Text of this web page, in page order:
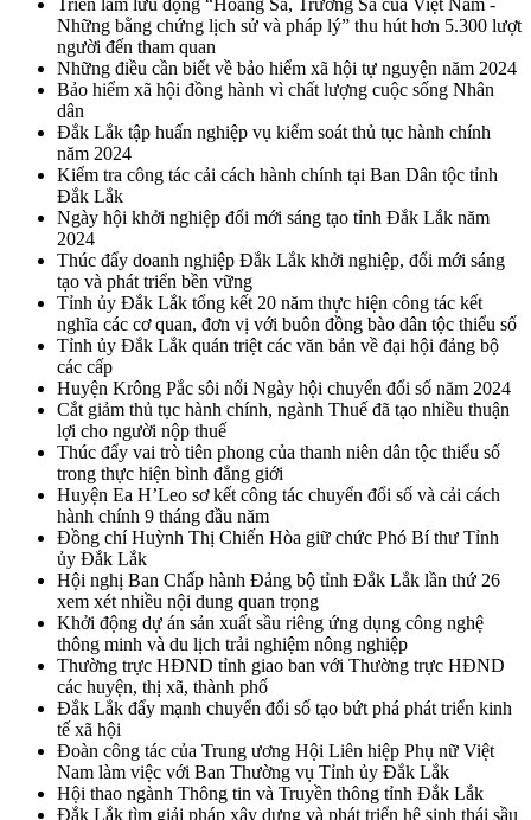
Triển lãm lưu động “Hoàng Sa, Trường Sa của Việt Nam -
Những bằng chứng lịch sử và pháp lý” thu hút hơn 5.300 lượt
người đến tham quan
Những điều cần biết về bảo hiểm xã hội tự nguyện năm 2024
Bảo hiểm xã hội đồng hành vì chất lượng cuộc sống Nhân
dân
Đắk Lắk tập huấn nghiệp vụ kiểm soát thủ tục hành chính
năm 2024
Kiểm tra công tác cải cách hành chính tại Ban Dân tộc tỉnh
Đắk Lắk
Ngày hội khởi nghiệp đổi mới sáng tạo tỉnh Đắk Lắk năm
2024
Thúc đẩy doanh nghiệp Đắk Lắk khởi nghiệp, đổi mới sáng
tạo và phát triển bền vững
Tỉnh ủy Đắk Lắk tổng kết 20 năm thực hiện công tác kết
nghĩa các cơ quan, đơn vị với buôn đồng bào dân tộc thiểu số
Tỉnh ủy Đắk Lắk quán triệt các văn bản về đại hội đảng bộ
các cấp
Huyện Krông Pắc sôi nổi Ngày hội chuyển đổi số năm 2024
Cắt giảm thủ tục hành chính, ngành Thuế đã tạo nhiều thuận
lợi cho người nộp thuế
Thúc đẩy vai trò tiên phong của thanh niên dân tộc thiểu số
trong thực hiện bình đẳng giới
Huyện Ea H’Leo sơ kết công tác chuyển đổi số và cải cách
hành chính 9 tháng đầu năm
Đồng chí Huỳnh Thị Chiến Hòa giữ chức Phó Bí thư Tỉnh
ủy Đắk Lắk
Hội nghị Ban Chấp hành Đảng bộ tỉnh Đắk Lắk lần thứ 26
xem xét nhiều nội dung quan trọng
Khởi động dự án sản xuất sầu riêng ứng dụng công nghệ
thông minh và du lịch trải nghiệm nông nghiệp
Thường trực HĐND tỉnh giao ban với Thường trực HĐND
các huyện, thị xã, thành phố
Đắk Lắk đẩy mạnh chuyển đổi số tạo bứt phá phát triển kinh
tế xã hội
Đoàn công tác của Trung ương Hội Liên hiệp Phụ nữ Việt
Nam làm việc với Ban Thường vụ Tỉnh ủy Đắk Lắk
Hội thao ngành Thông tin và Truyền thông tỉnh Đắk Lắk
Đắk Lắk tìm giải pháp xây dựng và phát triển hệ sinh thái sầu